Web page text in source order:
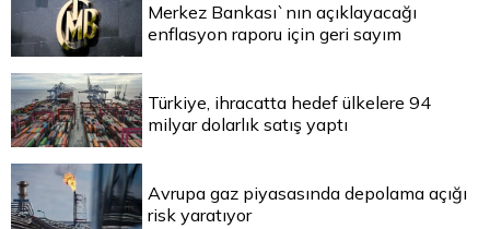
Merkez Bankası`nın açıklayacağı
enflasyon raporu için geri sayım
Türkiye, ihracatta hedef ülkelere 94
milyar dolarlık satış yaptı
Avrupa gaz piyasasında depolama açığı
risk yaratıyor